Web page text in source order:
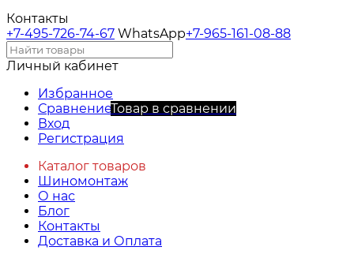
Контакты
+7-495-726-74-67 WhatsApp+7-965-161-08-88
Личный кабинет
Избранное
СравнениеТовар в сравнении
Вход
Регистрация
Каталог товаров
Шиномонтаж
О нас
Блог
Контакты
Доставка и Оплата